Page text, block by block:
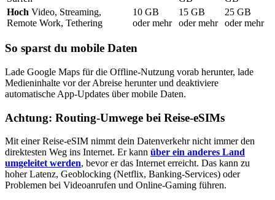
Hoch Video, Streaming,
Remote Work, Tethering
10 GB
oder mehr
15 GB
oder mehr
25 GB
oder mehr
So sparst du mobile Daten
Lade Google Maps für die Offline-Nutzung vorab herunter, lade
Medieninhalte vor der Abreise herunter und deaktiviere
automatische App-Updates über mobile Daten.
Achtung: Routing-Umwege bei Reise-eSIMs
Mit einer Reise-eSIM nimmt dein Datenverkehr nicht immer den
direktesten Weg ins Internet. Er kann über ein anderes Land
umgeleitet werden, bevor er das Internet erreicht. Das kann zu
hoher Latenz, Geoblocking (Netflix, Banking-Services) oder
Problemen bei Videoanrufen und Online-Gaming führen.